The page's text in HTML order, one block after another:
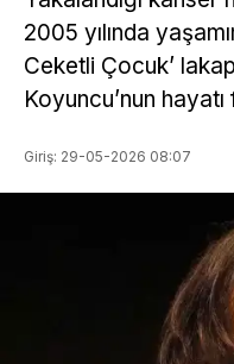
2005 yılında
Ceketli Çocuk’
Koyuncu’nun
Giriş: 29-05-2026 08:07